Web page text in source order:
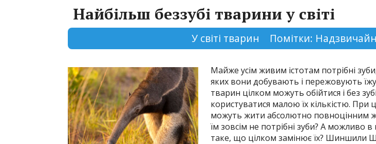
Найбільш беззубі тварини у світі
У світі тварин Помітки:
Майже усім живим істотам потрібні
яких вони добувають і пережовують
тварин цілком можуть обійтися і без
користуватися малою їх кількістю. При
можуть жити абсолютно повноцінним
їм зовсім не потрібні зуби? А можливо
таке, що цілком замінює їх? Шиншили